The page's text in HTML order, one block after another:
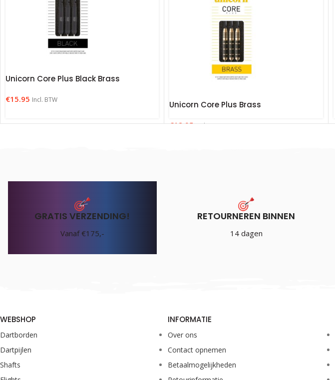
Unicorn Core Plus Black Brass
€15.95 Incl. BTW Unicorn Core Plus Brass
€12.95 Incl. BTW
GRATIS VERZENDING!
Vanaf €175,-
RETOURNEREN BINNEN
14 dagen
WEBSHOP
Dartborden
Dartpijlen
Shafts
INFORMATIE
Over ons
Contact opnemen
Betaalmogelijkheden